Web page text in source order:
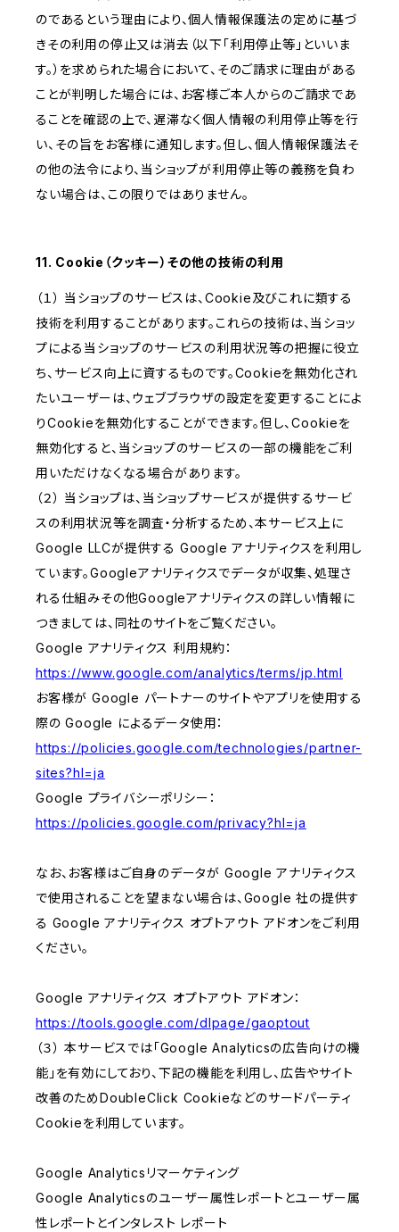
のであるという理由により、個人情報保護法の定めに基づ
きその利用の停止又は消去（以下「利用停止等」といいま
す。）を求められた場合において、そのご請求に理由がある
ことが判明した場合には、お客様ご本人からのご請求であ
ることを確認の上で、遅滞なく個人情報の利用停止等を行
い、その旨をお客様に通知します。但し、個人情報保護法そ
の他の法令により、当ショップが利用停止等の義務を負わ
ない場合は、この限りではありません。
11. Cookie（クッキー）その他の技術の利用
（１） 当ショップのサービスは、Cookie及びこれに類する
技術を利用することがあります。これらの技術は、当ショッ
プによる当ショップのサービスの利用状況等の把握に役立
ち、サービス向上に資するものです。Cookieを無効化され
たいユーザーは、ウェブブラウザの設定を変更することによ
りCookieを無効化することができます。但し、Cookieを
無効化すると、当ショップのサービスの一部の機能をご利
用いただけなくなる場合があります。
（２） 当ショップは、当ショップサービスが提供するサービ
スの利用状況等を調査・分析するため、本サービス上に
Google LLCが提供する Google アナリティクスを利用し
ています。Googleアナリティクスでデータが収集、処理さ
れる仕組みその他Googleアナリティクスの詳しい情報に
つきましては、同社のサイトをご覧ください。
Google アナリティクス 利用規約：
https://www.google.com/analytics/terms/jp.html
お客様が Google パートナーのサイトやアプリを使用する
際の Google によるデータ使用：
https://policies.google.com/technologies/partner-
sites?hl=ja
Google プライバシーポリシー：
https://policies.google.com/privacy?hl=ja
なお、お客様はご自身のデータが Google アナリティクス
で使用されることを望まない場合は、Google 社の提供す
る Google アナリティクス オプトアウト アドオンをご利用
ください。
Google アナリティクス オプトアウト アドオン：
https://tools.google.com/dlpage/gaoptout
（３） 本サービスでは「Google Analyticsの広告向けの機
能」を有効にしており、下記の機能を利用し、広告やサイト
改善のためDoubleClick Cookieなどのサードパーティ
Cookieを利用しています。
Google Analyticsリマーケティング
Google Analyticsのユーザー属性レポートとユーザー属
性レポートとインタレスト レポート